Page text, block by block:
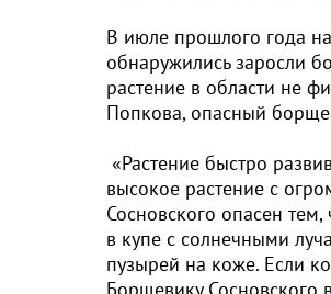
В июле прошлого года
обнаружились заросли
растение в области не
Попкова, опасный
«Растение быстро
высокое растение с
Сосновского опасен
в купе с солнечными
пузырей на коже. Если
Борщевику Сосновского